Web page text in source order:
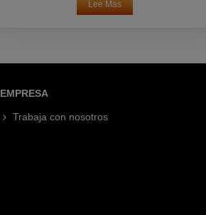
Lee Mas
EMPRESA
Trabaja con nosotros